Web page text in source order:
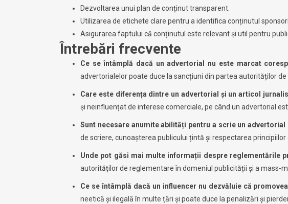
Dezvoltarea unui plan de conținut transparent.
Utilizarea de etichete clare pentru a identifica conținutul
Asigurarea faptului că conținutul este relevant și util pentru
Întrebări frecvente
Ce se întâmplă dacă un advertorial nu este marcat
advertorialelor poate duce la sancțiuni din partea autorităților
Care este diferența dintre un advertorial și un articol
și neinfluențat de interese comerciale, pe când un advertorial
Sunt necesare anumite abilități pentru a scrie un advertorial
de scriere, cunoașterea publicului țintă și respectarea principiilor
Unde pot găsi mai multe informații despre reglementările
autorităților de reglementare în domeniul publicității și a mass-
Ce se întâmplă dacă un influencer nu dezvăluie că
neetică și ilegală în multe țări și poate duce la penalizări și